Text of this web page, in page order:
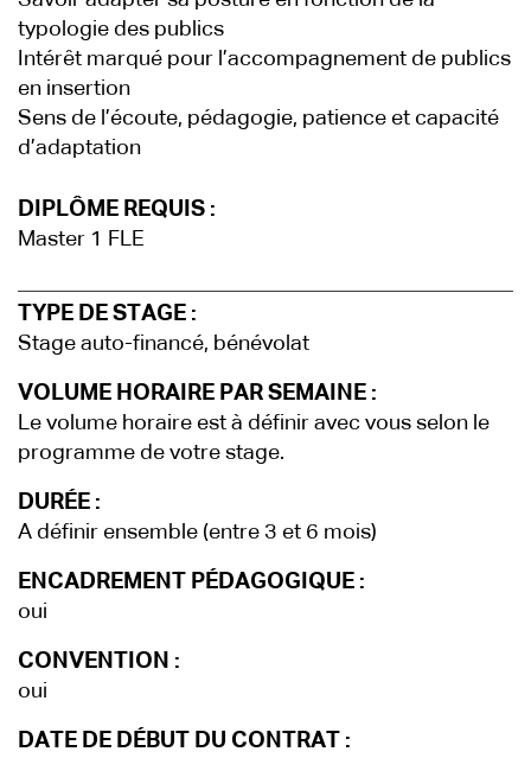
typologie des publics
Intérêt marqué pour l’accompagnement de publics
en insertion
Sens de l’écoute, pédagogie, patience et capacité
d’adaptation
DIPLÔME REQUIS :
Master 1 FLE
TYPE DE STAGE :
Stage auto-financé, bénévolat
VOLUME HORAIRE PAR SEMAINE :
Le volume horaire est à définir avec vous selon le
programme de votre stage.
DURÉE :
A définir ensemble (entre 3 et 6 mois)
ENCADREMENT PÉDAGOGIQUE :
oui
CONVENTION :
oui
DATE DE DÉBUT DU CONTRAT :